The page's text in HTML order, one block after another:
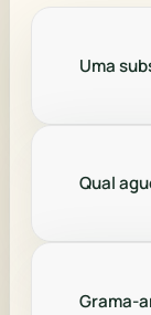
Uma
Qual
Grama-